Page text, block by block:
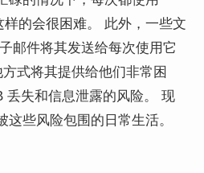
样的会很困难。 此外，一些文
邮件将其发送给每次使用它
式将其提供给他们非常困
丢失和信息泄露的风险。 现
些风险包围的日常生活。